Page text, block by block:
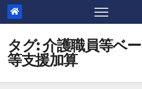
タグ:介護職員等ベ
等支援加算